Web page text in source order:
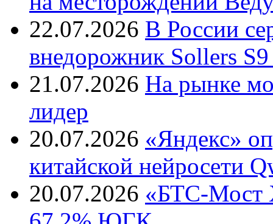
22.07.2026 В России
внедорожник Sollers
21.07.2026 На рынке
лидер
20.07.2026 «Яндекс»
китайской нейросети
20.07.2026 «БТС-Мост